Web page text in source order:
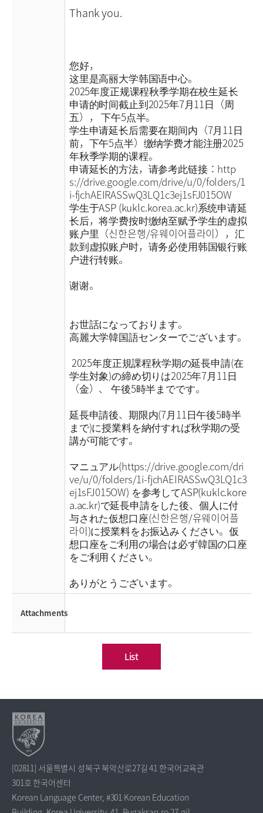
Thank you.
您好，
这里是高丽大学韩国语中心。
2025年度正规课程秋季学期在校生延长
申请的时间截止到2025年7月11日（周
五）， 下午5点半。
学生申请延长后需要在期间内（7月11日
前，下午5点半）缴纳学费才能注册2025
年秋季学期的课程。
申请延长的方法，请参考此链接： http
s://drive.google.com/drive/u/0/folders/1
i-fjchAEIRASSwQ3LQ1c3ej1sFJ015OW
学生于ASP (kuklc.korea.ac.kr)系统申请延
长后，将学费按时缴纳至赋予学生的虚拟
账户里（신한은행/유웨이어플라이），汇
款到虚拟账户时，请务必使用韩国银行账
户进行转账。
谢谢。
お世話になっております。
高麗大学韓国語センターでございます。
2025年度正規課程秋学期の延長申請(在
学生対象)の締め切りは2025年7月11日
（金）、 午後5時半までです。
延長申請後、期限内(7月11日午後5時半
まで)に授業料を納付すれば秋学期の受
講が可能です。
マニュアル(https://drive.google.com/dri
ve/u/0/folders/1i-fjchAEIRASSwQ3LQ1c3
ej1sFJ015OW) を参考してASP(kuklc.kore
a.ac.kr)で延長申請をした後、個人に付
与された仮想口座(신한은행/유웨이어플
라이)に授業料をお振込みください。仮
想口座をご利用の場合は必ず韓国の口座
をご利用ください。
ありがとうございます。
Attachments
List
[02811] 서울특별시 성북구 북악산로27길 41 한국어교육관
301호 한국어센터
Korean Language Center, #301 Korean Education